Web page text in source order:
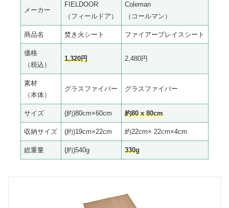
メーカー
FIELDOOR
（フィールドア）
Coleman
（コールマン）
商品名 焚き火シート ファイアープレイスシート
価格
（税込）
1,320円 2,480円
素材
（本体）
グラスファイバー グラスファイバー
サイズ (約)80cm×60cm 約80 x 80cm
収納サイズ (約)19cm×22cm 約22cm× 22cm×4cm
総重量 (約)540g 330g